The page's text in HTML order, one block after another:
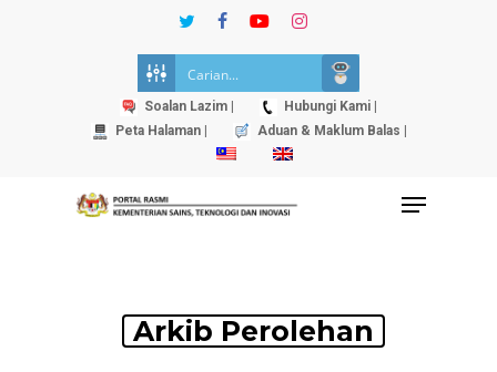
twitterfacebookyoutubeinstagram
Soalan Lazim |
Hubungi Kami |
Peta Halaman |
Aduan & Maklum Balas |
Menu
Arkib Perolehan